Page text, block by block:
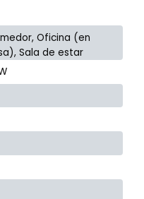
Oficina (en
Sala de estar